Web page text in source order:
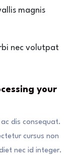
magnis
nec volutpat
your
dis consequat.
cursus non
nec id integer.